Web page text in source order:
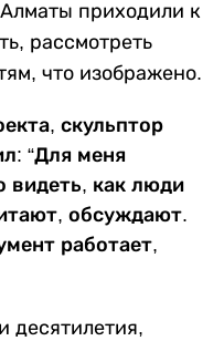
приходили к
рассмотреть
что изображено.
скульптор
“Для меня
как люди
обсуждают.
работает,
десятилетия,